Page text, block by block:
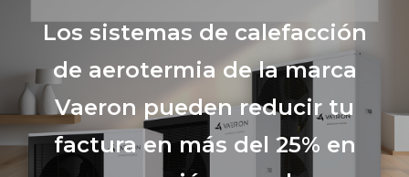
Los sistemas de calefacción
de aerotermia de la marca
Vaeron pueden reducir tu
factura en más del 25% en